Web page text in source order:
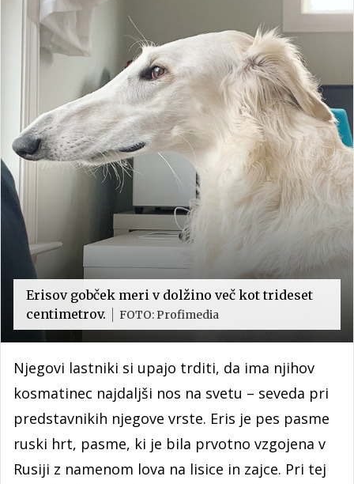
Erisov gobček meri v dolžino več kot trideset
centimetrov.
FOTO: Profimedia
Njegovi lastniki si upajo trditi, da ima njihov
kosmatinec najdaljši nos na svetu – seveda pri
predstavnikih njegove vrste. Eris je pes pasme
ruski hrt, pasme, ki je bila prvotno vzgojena v
Rusiji z namenom lova na lisice in zajce. Pri tej